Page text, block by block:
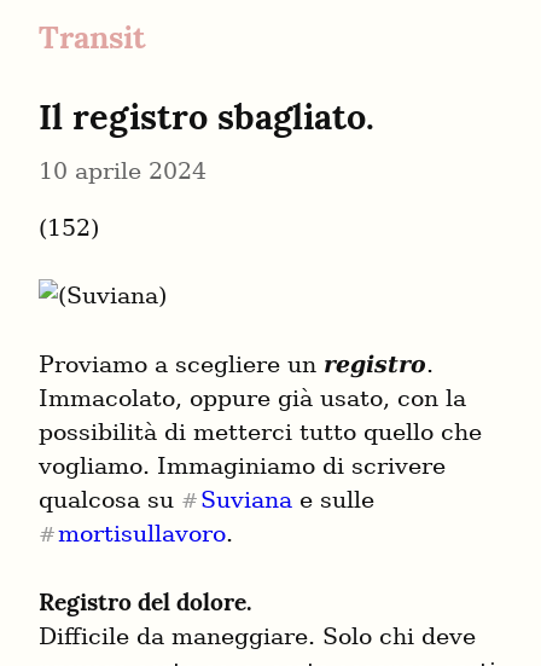
Transit
Il registro sbagliato.
10 aprile 2024
(152)
Proviamo a scegliere un registro.
Immacolato, oppure già usato, con la
possibilità di metterci tutto quello che
vogliamo. Immaginiamo di scrivere
qualcosa su # Suviana e sulle
#mortisullavoro.
Registro del dolore.
Difficile da maneggiare. Solo chi deve